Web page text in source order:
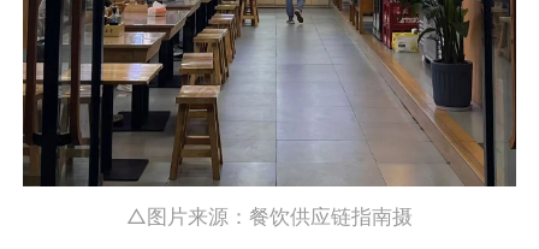
△图片来源：餐饮供应链指南摄